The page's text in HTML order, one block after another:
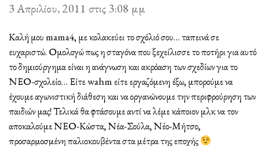
3 Απριλίου, 2011 στις 3:08 μμ
Καλή μου mama4, με κολακεύει το σχόλιό σου… ταπεινά σε
ευχαριστώ. Ομολογώ πως η σταγόνα που ξεχείλισσε το ποτήρι για αυτό
το δημιούργημα είναι η ανάγνωση και ακρόαση των σχεδίων για το
ΝΕΟ-σχολείο… Είτε wahm είτε εργαζόμενη έξω, μπορούμε να
έχουμε αγωνιστική διάθεση και να οργανώνουμε την περιφρούρηση των
παιδιών μας! Τελικά θα φτάσουμε αντί να λέμε κάποιον μλκ να τον
αποκαλούμε ΝΕΟ-Κώστα, Νέα-Σούλα, Νέο-Μήτσο,
προσαρμοσμένη παλιοκουβέντα στα μέτρα της εποχής